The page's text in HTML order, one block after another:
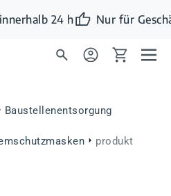
24 h Nur für
Baustellenentsorgung
produkt